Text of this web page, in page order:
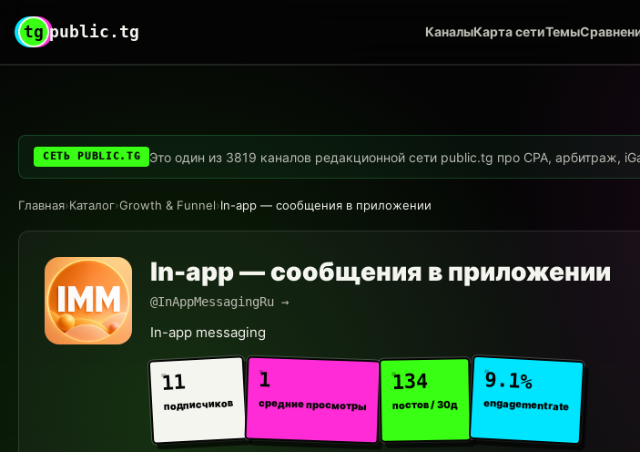
tg public.tg КаналыКарта сетиТемы
СЕТЬ PUBLIC.TG Это один из 3819 каналов редакционной сети public.tg про CPA, арбитраж,
Главная›Каталог›Growth & Funnel›In-app — сообщения в приложении
In-app — сообщения в приложении
@InAppMessagingRu →
In-app messaging
11
подписчиков
1
средние просмотры
134
постов / 30д
9.1%
engagement rate